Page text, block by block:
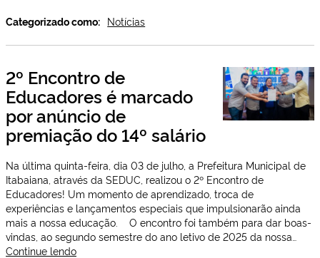
“Nós
Mas
Cai”
de
Itabaiana
se
apresentou
Quadrilhódromo
de
Campina
Grande
Categorizado como: Notícias
2º Encontro de
Educadores é marcado
por anúncio de
premiação do 14º salário
Na última quinta-feira, dia 03 de julho, a Prefeitura Municipal de
Itabaiana, através da SEDUC, realizou o 2º Encontro de
Educadores! Um momento de aprendizado, troca de
experiências e lançamentos especiais que impulsionarão ainda
mais a nossa educação. O encontro foi também para dar boas-
vindas, ao segundo semestre do ano letivo de 2025 da nossa…
Continue lendo2º